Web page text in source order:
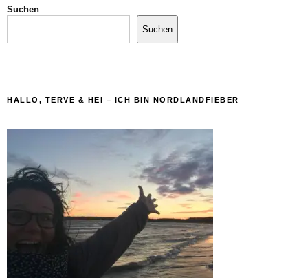
Suchen
Suchen
HALLO, TERVE & HEI – ICH BIN NORDLANDFIEBER